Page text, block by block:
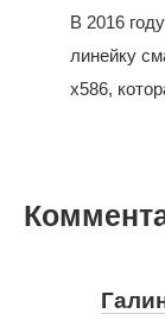
В 2016
линейку
х586,